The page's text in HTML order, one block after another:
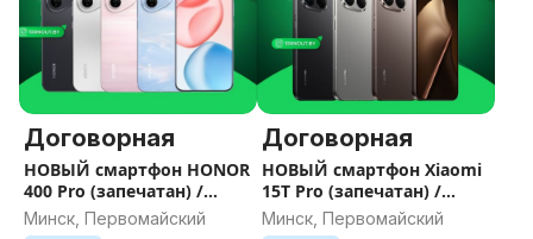
Договорная
НОВЫЙ смартфон HONOR
400 Pro (запечатан) /
Гарантия / Все цвета /
Память
Минск, Первомайский
Договорная
НОВЫЙ смартфон Xiaomi
15T Pro (запечатан) /
Гарантия / Все цвета /
Память
Минск, Первомайский